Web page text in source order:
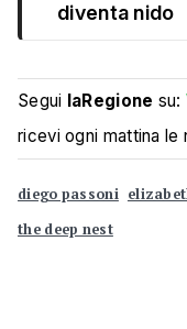
diventa nido
Segui laRegione su:
ricevi ogni mattina le
diego passoni
the deep nest